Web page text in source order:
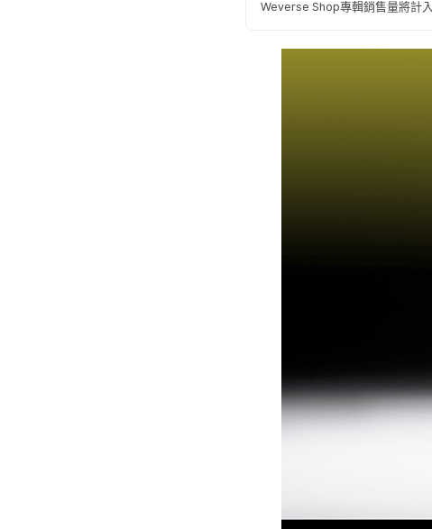
Weverse Shop專輯銷售量將計入